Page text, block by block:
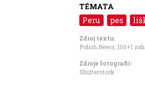
TÉMATA
Peru pes
Zdroj textu:
Polish News 100+1
Zdroje fotografii:
Shutterstock